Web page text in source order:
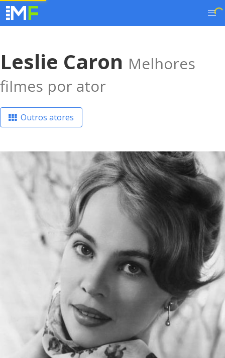
Leslie Caron Melhores
filmes por ator
Outros atores